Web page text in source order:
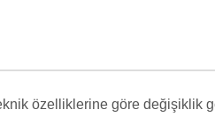
özelliklerine göre değişiklik